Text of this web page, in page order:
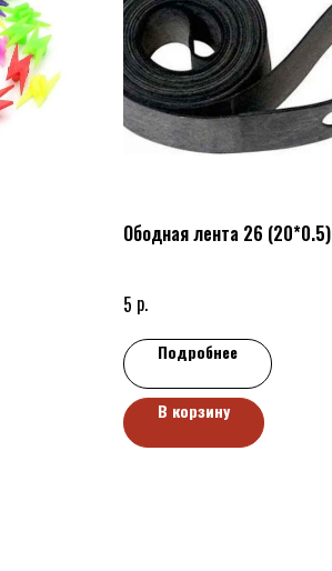
Ободная лента 26 (20*0.5)
5 р.
Подробнее
В корзину